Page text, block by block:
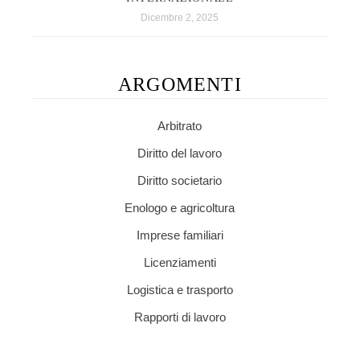
Dicembre 2, 2025
ARGOMENTI
Arbitrato
Diritto del lavoro
Diritto societario
Enologo e agricoltura
Imprese familiari
Licenziamenti
Logistica e trasporto
Rapporti di lavoro